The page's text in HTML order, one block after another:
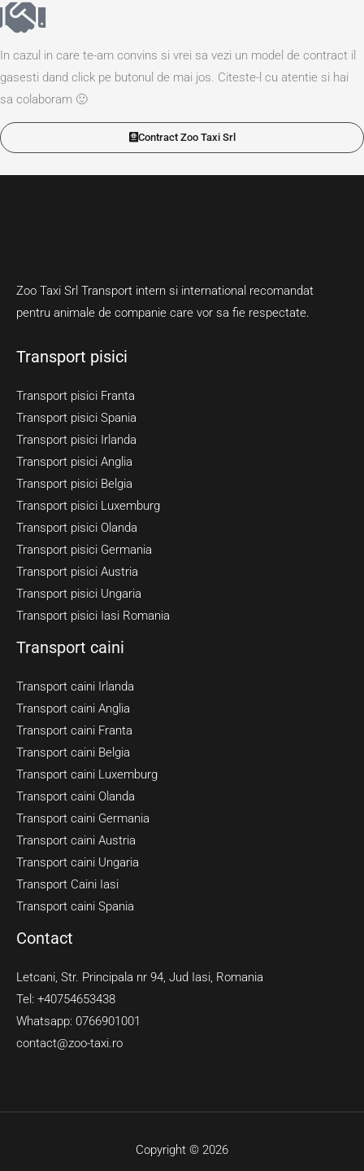
In cazul in care te-am convins si vrei sa vezi un model de contract il
gasesti dand click pe butonul de mai jos. Citeste-l cu atentie si hai
sa colaboram 🙂
Contract Zoo Taxi Srl
Zoo Taxi Srl Transport intern si international recomandat
pentru animale de companie care vor sa fie respectate.
Transport pisici
Transport pisici Franta
Transport pisici Spania
Transport pisici Irlanda
Transport pisici Anglia
Transport pisici Belgia
Transport pisici Luxemburg
Transport pisici Olanda
Transport pisici Germania
Transport pisici Austria
Transport pisici Ungaria
Transport pisici Iasi Romania
Transport caini
Transport caini Irlanda
Transport caini Anglia
Transport caini Franta
Transport caini Belgia
Transport caini Luxemburg
Transport caini Olanda
Transport caini Germania
Transport caini Austria
Transport caini Ungaria
Transport Caini Iasi
Transport caini Spania
Contact
Letcani, Str. Principala nr 94, Jud Iasi, Romania
Tel: +40754653438
Whatsapp: 0766901001
contact@zoo-taxi.ro
Copyright © 2026